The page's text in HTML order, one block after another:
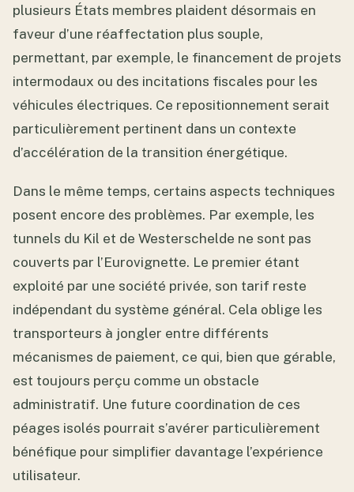
plusieurs États membres plaident désormais en
faveur d’une réaffectation plus souple,
permettant, par exemple, le financement de projets
intermodaux ou des incitations fiscales pour les
véhicules électriques. Ce repositionnement serait
particulièrement pertinent dans un contexte
d’accélération de la transition énergétique.
Dans le même temps, certains aspects techniques
posent encore des problèmes. Par exemple, les
tunnels du Kil et de Westerschelde ne sont pas
couverts par l’Eurovignette. Le premier étant
exploité par une société privée, son tarif reste
indépendant du système général. Cela oblige les
transporteurs à jongler entre différents
mécanismes de paiement, ce qui, bien que gérable,
est toujours perçu comme un obstacle
administratif. Une future coordination de ces
péages isolés pourrait s’avérer particulièrement
bénéfique pour simplifier davantage l’expérience
utilisateur.